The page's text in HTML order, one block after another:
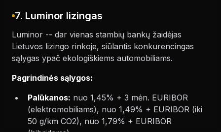
7. Luminor lizingas
Luminor -- dar vienas stambių bankų žaidėjas
Lietuvos lizingo rinkoje, siūlantis konkurencingas
sąlygas ypač ekologiškiems automobiliams.
Pagrindinės sąlygos:
Palūkanos: nuo 1,45% + 3 mėn. EURIBOR
(elektromobiliams), nuo 1,49% + EURIBOR (iki
50 g/km CO2), nuo 1,79% + EURIBOR